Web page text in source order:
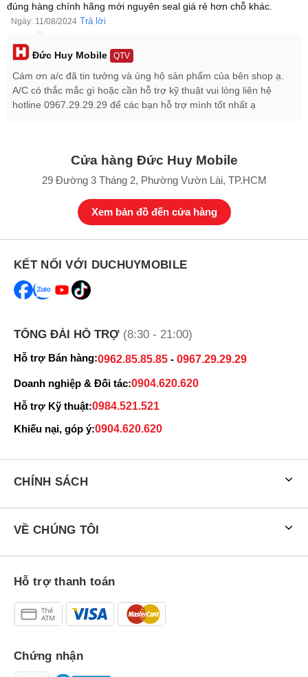
Những tính năng nổi bật của AirPods 4 ANC
Tính
năng
Chipset
Apple H2 mạnh mẽ, âm thanh hay hơn
Nhọ gọn, sang trọng
Tai nghe AirPods 4 ANC giá bao nhiêu?
năng ANC sẽ có giá cao hơn một chút. Cụ thể
hàng mới 100% nguyên seal, được bảo hành Chính Hãng 12 tháng
Apple Việt Nam khi bạn kích hoạt.
đúng hàng chính hãng mới nguyên seal giá rẻ hơn chỗ khác.
Ngày: 11/08/2024 Trả lời
Đức Huy Mobile QTV
Cám ơn a/c đã tin tưởng và ủng hộ sản phẩm của bên shop ạ.
A/C có thắc mắc gì hoặc cần hỗ trợ kỹ thuật vui lòng liên hệ
hotline 0967.29.29.29 để các bạn hỗ trợ mình tốt nhất ạ
Cửa hàng Đức Huy Mobile
29 Đường 3 Tháng 2, Phường Vườn Lài, TP.HCM
Xem bản đồ đến cửa hàng
KẾT NỐI VỚI DUCHUYMOBILE
TỔNG ĐÀI HỖ TRỢ (8:30 - 21:00)
Hỗ trợ Bán hàng:0962.85.85.85 - 0967.29.29.29
Doanh nghiệp & Đối tác:0904.620.620
Hỗ trợ Kỹ thuật:0984.521.521
Khiếu nại, góp ý:0904.620.620
CHÍNH SÁCH
VỀ CHÚNG TÔI
Hỗ trợ thanh toán
Chứng nhận